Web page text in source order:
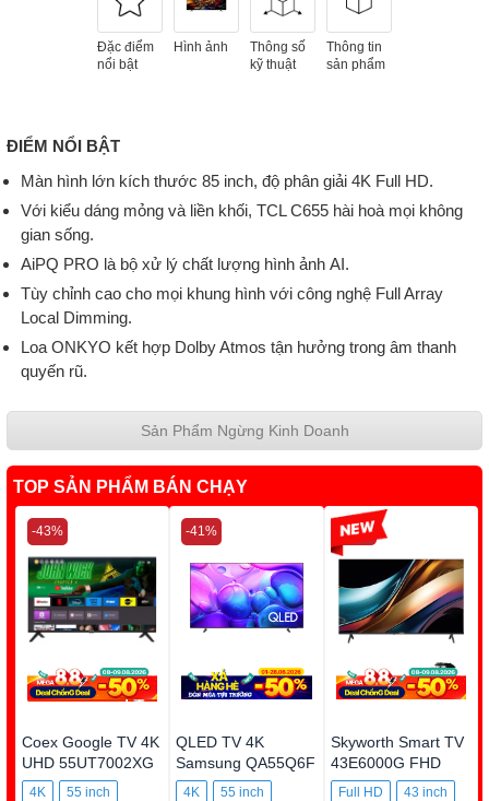
Đặc điểm
nổi bật
Hình ảnh
Thông số
kỹ thuật
Thông tin
sản phẩm
ĐIỂM NỔI BẬT
Màn hình lớn kích thước 85 inch, độ phân giải 4K Full HD.
Với kiểu dáng mỏng và liền khối, TCL C655 hài hoà mọi không
gian sống.
AiPQ PRO là bộ xử lý chất lượng hình ảnh AI.
Tùy chỉnh cao cho mọi khung hình với công nghệ Full Array
Local Dimming.
Loa ONKYO kết hợp Dolby Atmos tận hưởng trong âm thanh
quyến rũ.
Sản Phẩm Ngừng Kinh Doanh
TOP SẢN PHẨM BÁN CHẠY
Coex Google TV 4K
UHD 55UT7002XG
4K 55 inch
-43%
QLED TV 4K
Samsung QA55Q6F
Smart TV
4K 55 inch
-41%
Skyworth Smart TV
43E6000G FHD
Full HD 43 inch
-24%